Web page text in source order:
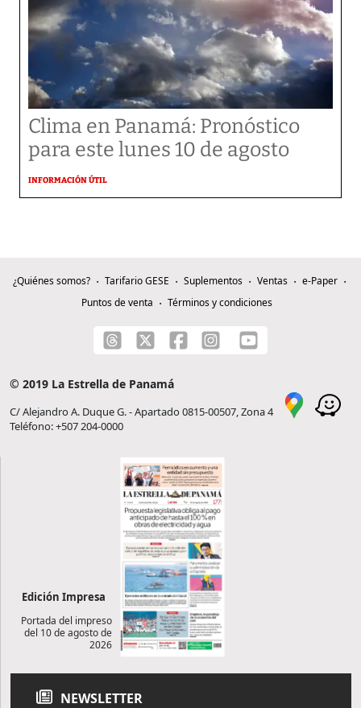
Clima en Panamá: Pronóstico
para este lunes 10 de agosto
INFORMACIÓN ÚTIL
¿Quiénes somos? Tarifario GESE Suplementos Ventas
e-Paper
Puntos de venta
Términos y condiciones
© 2019 La Estrella de Panamá
C/ Alejandro A. Duque G. - Apartado 0815-00507, Zona 4
Teléfono: +507 204-0000
Edición Impresa
Portada del impreso
del 10 de agosto de
2026
NEWSLETTER